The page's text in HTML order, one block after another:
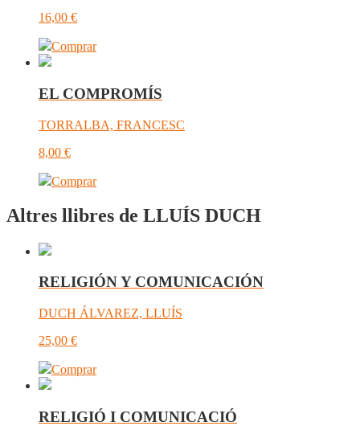
16,00 €
Comprar
EL COMPROMÍS
TORRALBA, FRANCESC
8,00 €
Comprar
Altres llibres de LLUÍS DUCH
RELIGIÓN Y COMUNICACIÓN
DUCH ÁLVAREZ, LLUÍS
25,00 €
Comprar
RELIGIÓ I COMUNICACIÓ